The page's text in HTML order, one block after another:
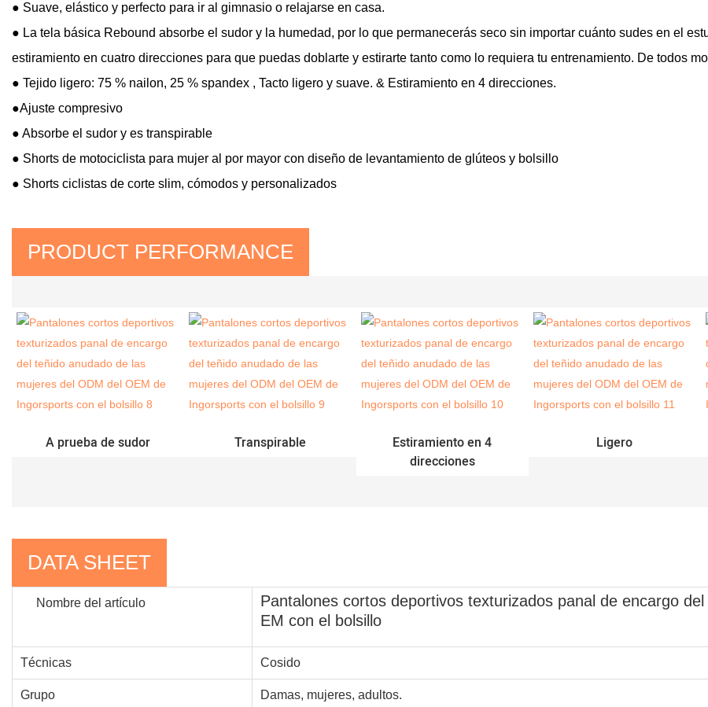
● Suave, elástico y perfecto para ir al gimnasio o relajarse en casa.
● La tela básica Rebound absorbe el sudor y la humedad, por lo que permanecerás seco sin importar cuánto sudes en el
estiramiento en cuatro direcciones para que puedas doblarte y estirarte tanto como lo requiera tu entrenamiento. De todos
● Tejido ligero: 75 % nailon, 25 % spandex , Tacto ligero y suave. & Estiramiento en 4 direcciones.
●Ajuste compresivo
● Absorbe el sudor y es transpirable
● Shorts de motociclista para mujer al por mayor con diseño de levantamiento de glúteos y bolsillo
● Shorts ciclistas de corte slim, cómodos y personalizados
PRODUCT PERFORMANCE
A prueba de sudor Transpirable
Estiramiento en 4
direcciones
Ligero
DATA SHEET
Nombre del artículo
Pantalones cortos deportivos texturizados panal de encargo
EM con el bolsillo
Técnicas Cosido
Grupo Damas, mujeres, adultos.